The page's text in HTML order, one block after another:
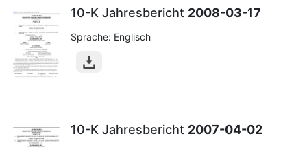
10-K Jahresbericht 2008-03-17
Sprache: Englisch
10-K Jahresbericht 2007-04-02